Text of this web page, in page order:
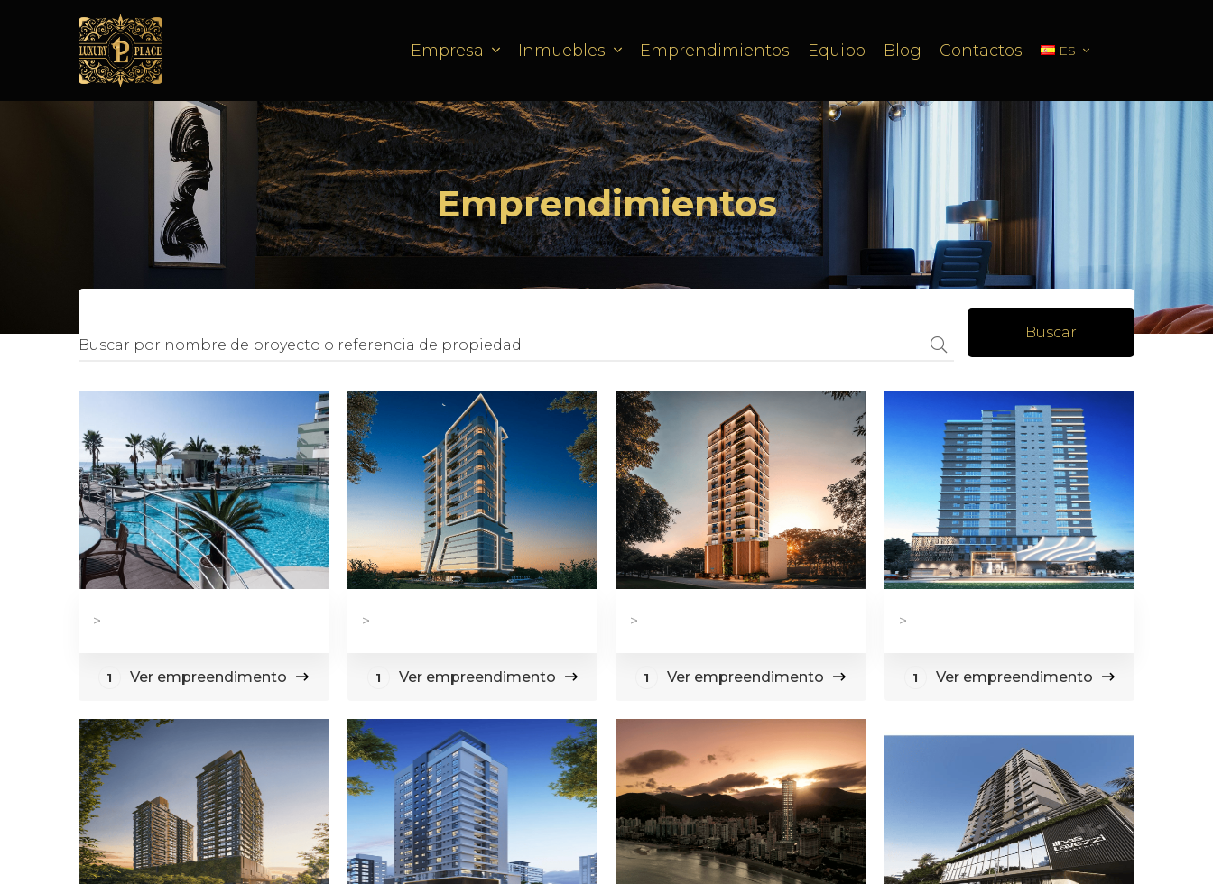
Empresa Inmuebles Emprendimientos Equipo Blog Contactos ES
Emprendimientos
Buscar
>
1 Ver empreendimento
>
1 Ver empreendimento
>
1 Ver empreendimento
>
1 Ver empreendimento